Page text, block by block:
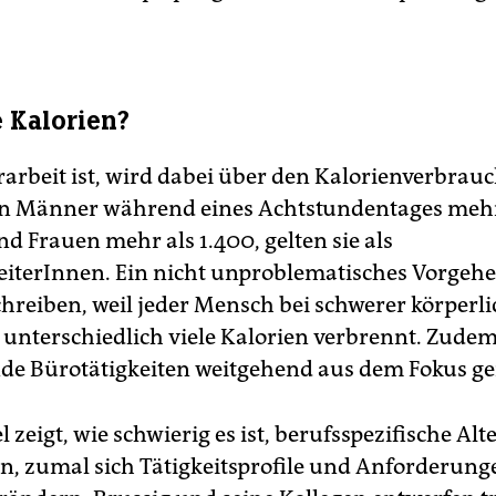
ist, wird dabei über den
Männer während eines Achtstundentages
Frauen mehr als 1.400, gelten sie als
Ein nicht unproblematisches
weil jeder Mensch bei schwerer
viele Kalorien verbrennt.
Bürotätigkeiten weitgehend aus dem Fokus
zeigt, wie schwierig es ist, berufsspezifische
zumal sich Tätigkeitsprofile und